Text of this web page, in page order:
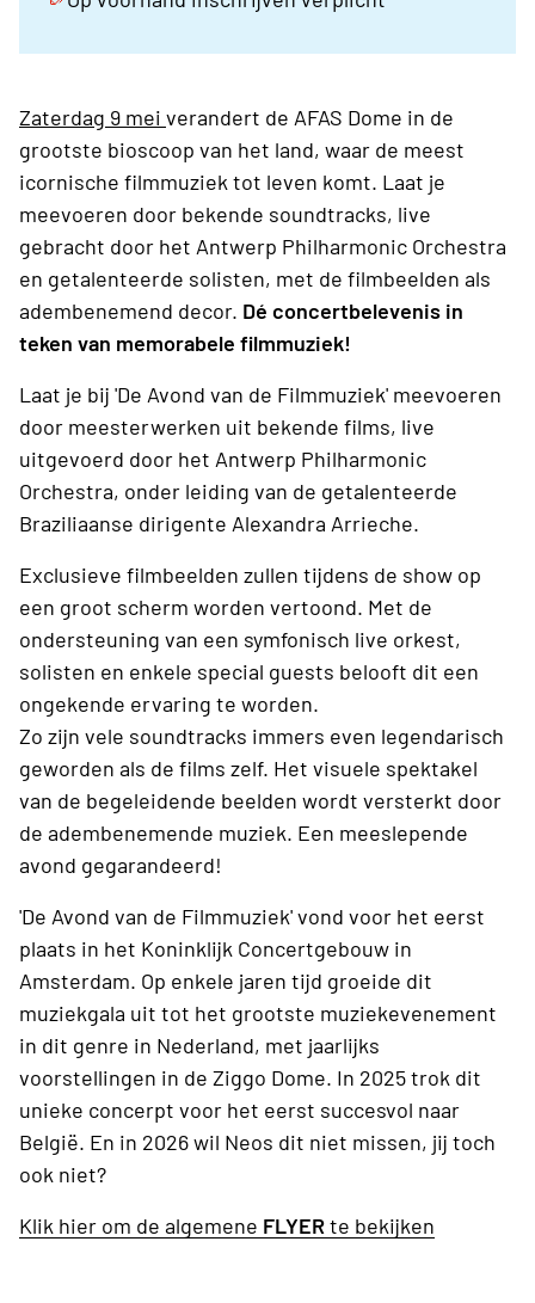
Zaterdag 9 mei verandert de AFAS Dome in de
grootste bioscoop van het land, waar de meest
icornische filmmuziek tot leven komt. Laat je
meevoeren door bekende soundtracks, live
gebracht door het Antwerp Philharmonic Orchestra
en getalenteerde solisten, met de filmbeelden als
adembenemend decor. Dé concertbelevenis in
teken van memorabele filmmuziek!
Laat je bij 'De Avond van de Filmmuziek' meevoeren
door meesterwerken uit bekende films, live
uitgevoerd door het Antwerp Philharmonic
Orchestra, onder leiding van de getalenteerde
Braziliaanse dirigente Alexandra Arrieche.
Exclusieve filmbeelden zullen tijdens de show op
een groot scherm worden vertoond. Met de
ondersteuning van een symfonisch live orkest,
solisten en enkele special guests belooft dit een
ongekende ervaring te worden.
Zo zijn vele soundtracks immers even legendarisch
geworden als de films zelf. Het visuele spektakel
van de begeleidende beelden wordt versterkt door
de adembenemende muziek. Een meeslepende
avond gegarandeerd!
'De Avond van de Filmmuziek' vond voor het eerst
plaats in het Koninklijk Concertgebouw in
Amsterdam. Op enkele jaren tijd groeide dit
muziekgala uit tot het grootste muziekevenement
in dit genre in Nederland, met jaarlijks
voorstellingen in de Ziggo Dome. In 2025 trok dit
unieke concerpt voor het eerst succesvol naar
België. En in 2026 wil Neos dit niet missen, jij toch
ook niet?
Klik hier om de algemene FLYERte bekijken